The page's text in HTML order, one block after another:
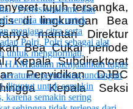
tujuh tersangka,
di lingkungan Bea
mantan Direktur
Bea Cukai periode
Kepala Subdirektorat
Penyidikan DJBC
Kepala Seksi